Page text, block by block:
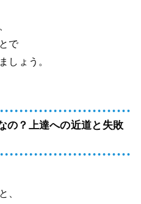
で
しょう。
の？上達への近道と失敗
、